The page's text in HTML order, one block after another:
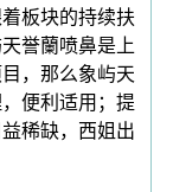
板块的持续扶
誉蘭喷鼻是上
，那么象屿天
便利适用；提
稀缺，西姐出